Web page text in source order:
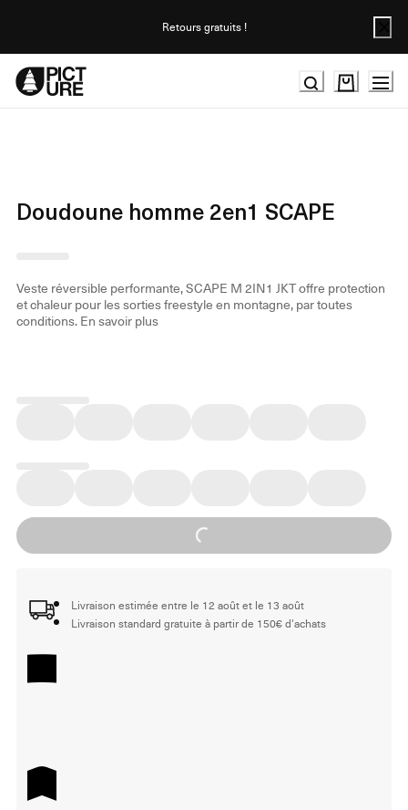
Retours gratuits !
Doudoune homme 2en1 SCAPE
Veste réversible performante, SCAPE M 2IN1 JKT offre protection
et chaleur pour les sorties freestyle en montagne, par toutes
conditions.En savoir plus
Loading...
Livraison estimée entre le 12 août et le 13 août
Livraison standard gratuite à partir de 150€ d'achats